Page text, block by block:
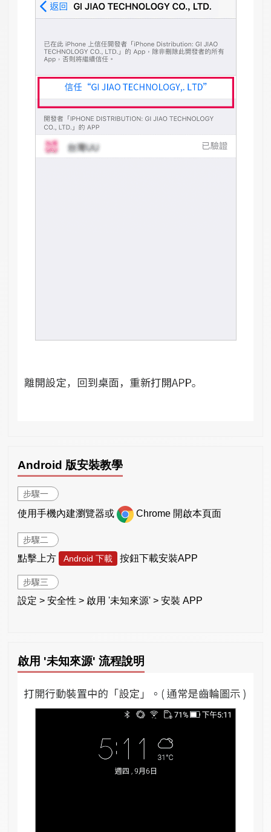
Android 版安裝教學
步驟一
使用手機內建瀏覽器或 Chrome 開啟本頁面
步驟二
點擊上方 Android 下載 按鈕下載安裝APP
步驟三
設定 > 安全性 > 啟用 '未知來源' > 安裝 APP
啟用 '未知來源' 流程說明